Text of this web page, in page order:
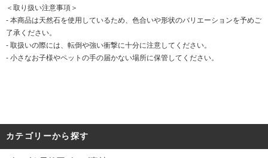
＜取り扱い注意事項＞
- 本商品は天然石を使用しているため、色合いや形状のバリエーションを予めご
了承ください。
- 取扱いの際には、転倒や強い衝撃に十分に注意してください。
- 小さなお子様やペットの手の届かない場所に保管してください。
カテゴリーから探す